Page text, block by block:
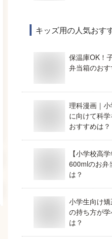
キッズ用の人気おす
保温庫OK！
弁当箱のおす
理科漫画｜
に向けて科
おすすめは？
【小学校高
600mlのお弁
は？
小学生向け
の持ち方が
は？